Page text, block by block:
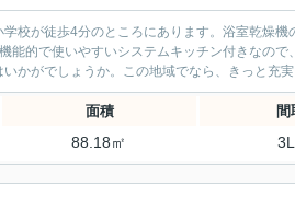
校が徒歩4分のところにあります。浴室乾燥
能的で使いやすいシステムキッチン付きなの
かがでしょうか。この地域でなら、きっと充
面積 間
88.18㎡